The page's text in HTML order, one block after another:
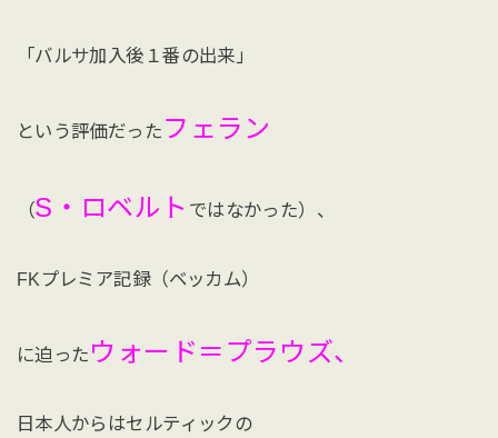
「バルサ加入後１番の出来」
という評価だった フェラン
（S・ロベルト ではなかった）、
FKプレミア記録（ベッカム）
に迫った ウォード＝プラウズ、
日本人からはセルティックの